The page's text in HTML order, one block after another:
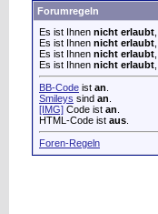
Forumregeln
Es ist Ihnen nicht erlaubt
Es ist Ihnen nicht erlaubt
Es ist Ihnen nicht erlaubt
Es ist Ihnen nicht erlaubt
BB-Code ist an
Smileys sind an
[IMG] Code ist an
HTML-Code ist aus
Foren-Regeln